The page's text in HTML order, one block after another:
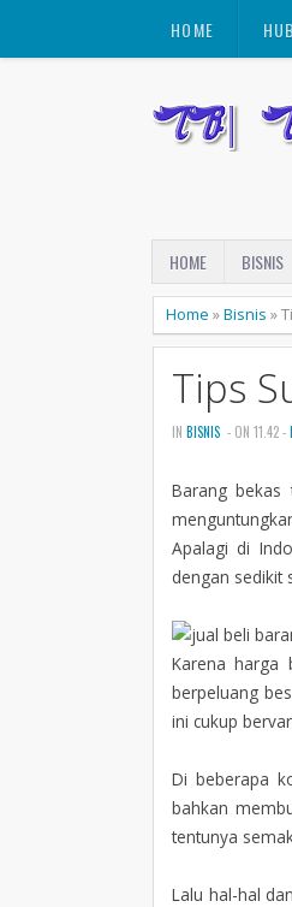
HOME
HOME BISNIS
Home »Bisnis »
Tips
IN BISNIS - ON 11.42 -
Barang
Apalagi di
dengan sedikit
Karena harga
berpeluang
ini cukup
Di beberapa
bahkan
tentunya
Lalu hal-hal